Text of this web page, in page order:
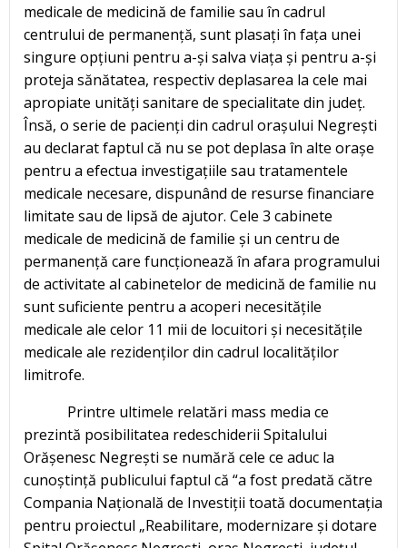
medicale de medicină de familie sau în cadrul
centrului de permanență, sunt plasați în fața unei
singure opțiuni pentru a-și salva viața și pentru a-și
proteja sănătatea, respectiv deplasarea la cele mai
apropiate unități sanitare de specialitate din județ.
Însă, o serie de pacienți din cadrul orașului Negrești
au declarat faptul că nu se pot deplasa în alte orașe
pentru a efectua investigațiile sau tratamentele
medicale necesare, dispunând de resurse financiare
limitate sau de lipsă de ajutor. Cele 3 cabinete
medicale de medicină de familie și un centru de
permanență care funcționează în afara programului
de activitate al cabinetelor de medicină de familie nu
sunt suficiente pentru a acoperi necesitățile
medicale ale celor 11 mii de locuitori și necesitățile
medicale ale rezidenților din cadrul localităților
limitrofe.
Printre ultimele relatări mass media ce
prezintă posibilitatea redeschiderii Spitalului
Orășenesc Negrești se numără cele ce aduc la
cunoștință publicului faptul că “a fost predată către
Compania Națională de Investiții toată documentația
pentru proiectul „Reabilitare, modernizare și dotare